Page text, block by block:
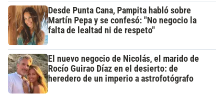
Desde Punta Cana, Pampita habló sobre
Martín Pepa y se confesó: "No negocio la
falta de lealtad ni de respeto"
El nuevo negocio de Nicolás, el marido de
Rocío Guirao Díaz en el desierto: de
heredero de un imperio a astrofotógrafo